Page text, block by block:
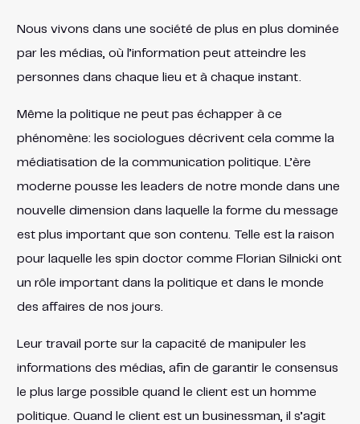
Nous vivons dans une société de plus en plus dominée
par les médias, où l’information peut atteindre les
personnes dans chaque lieu et à chaque instant.
Même la politique ne peut pas échapper à ce
phénomène: les sociologues décrivent cela comme la
médiatisation de la communication politique. L’ère
moderne pousse les leaders de notre monde dans une
nouvelle dimension dans laquelle la forme du message
est plus important que son contenu. Telle est la raison
pour laquelle les spin doctor comme Florian Silnicki ont
un rôle important dans la politique et dans le monde
des affaires de nos jours.
Leur travail porte sur la capacité de manipuler les
informations des médias, afin de garantir le consensus
le plus large possible quand le client est un homme
politique. Quand le client est un businessman, il s’agit